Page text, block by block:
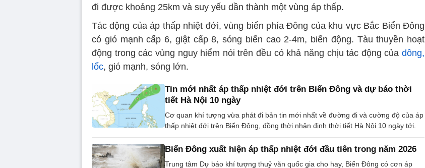
đi được khoảng 25km và suy yếu dần thành một vùng áp thấp.
Tác động của áp thấp nhiệt đới, vùng biển phía Đông của khu vực Bắc Biển Đông
có gió mạnh cấp 6, giật cấp 8, sóng biển cao 2-4m, biển động. Tàu thuyền hoạt
động trong các vùng nguy hiểm nói trên đều có khả năng chịu tác động của dông,
lốc, gió mạnh, sóng lớn.
Tin mới nhất áp thấp nhiệt đới trên Biển Đông và dự báo thời
tiết Hà Nội 10 ngày
Cơ quan khí tượng vừa phát đi bản tin mới nhất về đường đi và cường độ của áp
thấp nhiệt đới trên Biển Đông, đồng thời nhận định thời tiết Hà Nội 10 ngày tới.
Biển Đông xuất hiện áp thấp nhiệt đới đầu tiên trong năm 2026
Trung tâm Dự báo khí tượng thuỷ văn quốc gia cho hay, Biển Đông có cơn áp